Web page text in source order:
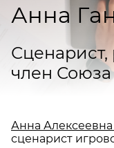
Анна
Сценарист,
член
Анна
сценарист